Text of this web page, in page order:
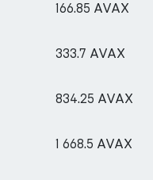
166.85 AVAX
333.7 AVAX
834.25 AVAX
1 668.5 AVAX